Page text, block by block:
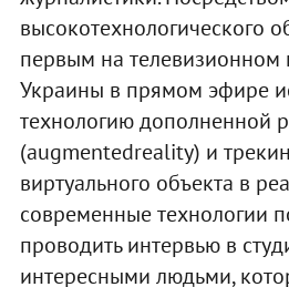
высокотехнологического
первым на телевизионном
Украины в прямом эфире
технологию дополненной
(augmentedreality) и
виртуального объекта в
современные технологии
проводить интервью в
интересными людьми,